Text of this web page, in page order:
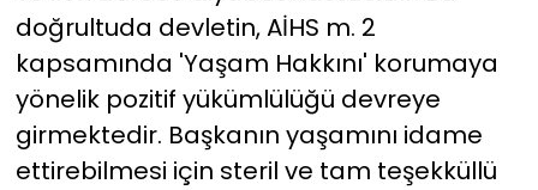
doğrultuda devletin, AİHS m. 2
kapsamında 'Yaşam Hakkını' korumaya
yönelik pozitif yükümlülüğü devreye
girmektedir. Başkanın yaşamını idame
ettirebilmesi için steril ve tam teşekküllü